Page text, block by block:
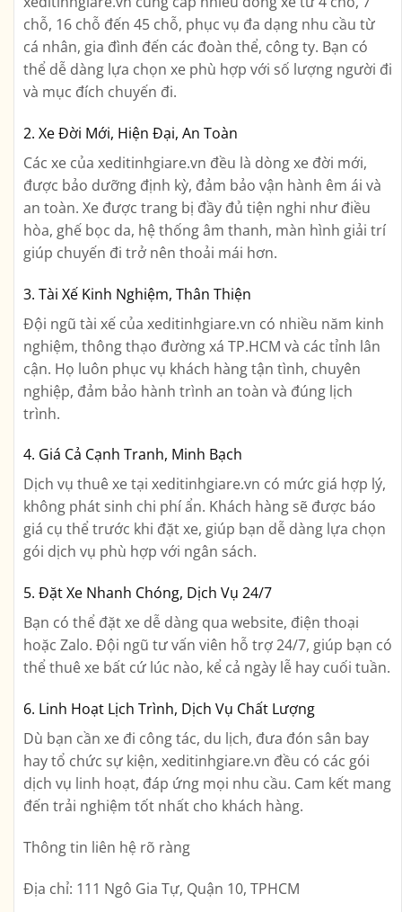
chỗ, 16 chỗ đến 45 chỗ, phục vụ đa dạng nhu cầu từ
cá nhân, gia đình đến các đoàn thể, công ty. Bạn có
thể dễ dàng lựa chọn xe phù hợp với số lượng người đi
và mục đích chuyến đi.
2. Xe Đời Mới, Hiện Đại, An Toàn
Các xe của xeditinhgiare.vn đều là dòng xe đời mới,
được bảo dưỡng định kỳ, đảm bảo vận hành êm ái và
an toàn. Xe được trang bị đầy đủ tiện nghi như điều
hòa, ghế bọc da, hệ thống âm thanh, màn hình giải trí
giúp chuyến đi trở nên thoải mái hơn.
3. Tài Xế Kinh Nghiệm, Thân Thiện
Đội ngũ tài xế của xeditinhgiare.vn có nhiều năm kinh
nghiệm, thông thạo đường xá TP.HCM và các tỉnh lân
cận. Họ luôn phục vụ khách hàng tận tình, chuyên
nghiệp, đảm bảo hành trình an toàn và đúng lịch
trình.
4. Giá Cả Cạnh Tranh, Minh Bạch
Dịch vụ thuê xe tại xeditinhgiare.vn có mức giá hợp lý,
không phát sinh chi phí ẩn. Khách hàng sẽ được báo
giá cụ thể trước khi đặt xe, giúp bạn dễ dàng lựa chọn
gói dịch vụ phù hợp với ngân sách.
5. Đặt Xe Nhanh Chóng, Dịch Vụ 24/7
Bạn có thể đặt xe dễ dàng qua website, điện thoại
hoặc Zalo. Đội ngũ tư vấn viên hỗ trợ 24/7, giúp bạn có
thể thuê xe bất cứ lúc nào, kể cả ngày lễ hay cuối tuần.
6. Linh Hoạt Lịch Trình, Dịch Vụ Chất Lượng
Dù bạn cần xe đi công tác, du lịch, đưa đón sân bay
hay tổ chức sự kiện, xeditinhgiare.vn đều có các gói
dịch vụ linh hoạt, đáp ứng mọi nhu cầu. Cam kết mang
đến trải nghiệm tốt nhất cho khách hàng.
Thông tin liên hệ rõ ràng
Địa chỉ: 111 Ngô Gia Tự, Quận 10, TPHCM